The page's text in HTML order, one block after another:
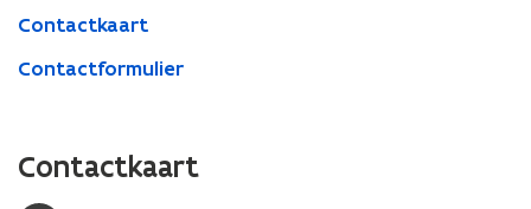
Contactkaart
Contactformulier
Contactkaart